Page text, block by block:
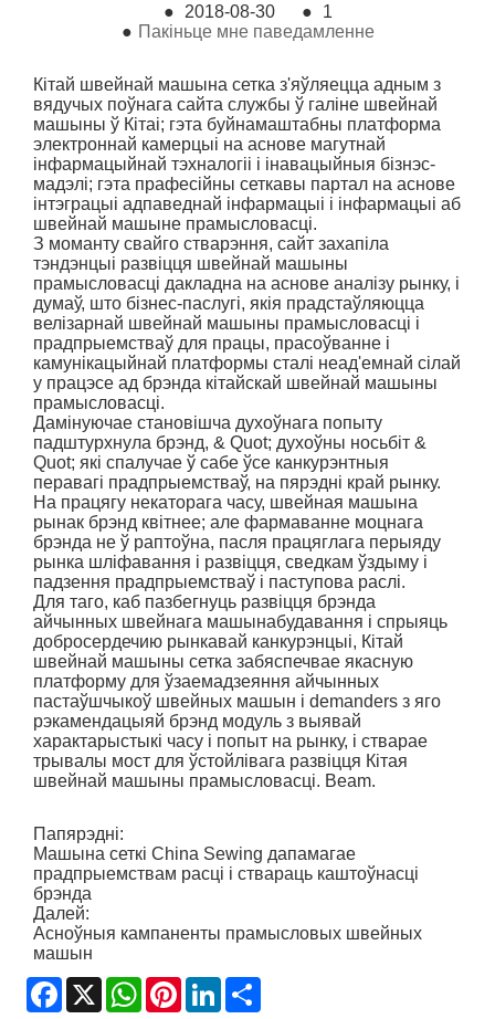
● 2018-08-30 ●
1
● Пакіньце мне паведамленне
Кітай швейнай машына сетка з'яўляецца адным з
вядучых поўнага сайта службы ў галіне швейнай
машыны ў Кітаі; гэта буйнамаштабны платформа
электроннай камерцыі на аснове магутнай
інфармацыйнай тэхналогіі і інавацыйныя бізнэс-
мадэлі; гэта прафесійны сеткавы партал на аснове
інтэграцыі адпаведнай інфармацыі і інфармацыі аб
швейнай машыне прамысловасці.
З моманту свайго стварэння, сайт захапіла
тэндэнцыі развіцця швейнай машыны
прамысловасці дакладна на аснове аналізу рынку, і
думаў, што бізнес-паслугі, якія прадстаўляюцца
велізарнай швейнай машыны прамысловасці і
прадпрыемстваў для працы, прасоўванне і
камунікацыйнай платформы сталі неад'емнай сілай
у працэсе ад брэнда кітайскай швейнай машыны
прамысловасці.
Дамінуючае становішча духоўнага попыту
падштурхнула брэнд, & Quot; духоўны носьбіт &
Quot; які спалучае ў сабе ўсе канкурэнтныя
перавагі прадпрыемстваў, на пярэдні край рынку.
На працягу некаторага часу, швейная машына
рынак брэнд квітнее; але фармаванне моцнага
брэнда не ў раптоўна, пасля працяглага перыяду
рынка шліфавання і развіцця, сведкам ўздыму і
падзення прадпрыемстваў і паступова раслі.
Для таго, каб пазбегнуць развіцця брэнда
айчынных швейнага машынабудавання і спрыяць
добросердечию рынкавай канкурэнцыі, Кітай
швейнай машыны сетка забяспечвае якасную
платформу для ўзаемадзеяння айчынных
пастаўшчыкоў швейных машын і demanders з яго
рэкамендацыяй брэнд модуль з выявай
характарыстыкі часу і попыт на рынку, і стварае
трывалы мост для ўстойлівага развіцця Кітая
швейнай машыны прамысловасці. Beam.
Папярэдні:
Машына сеткі China Sewing дапамагае
прадпрыемствам расці і ствараць каштоўнасці
брэнда
Далей:
Асноўныя кампаненты прамысловых швейных
машын
Facebook
X WhatsApp
PinterestLinkedIn